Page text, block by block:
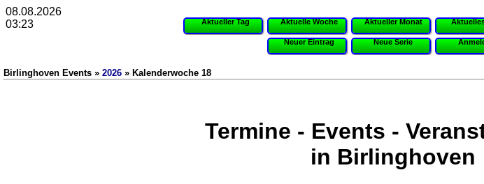
Aktueller Tag Aktuelle Woche Aktueller Monat
Neuer Eintrag Neue Serie
Birlinghoven Events » 2026 » Kalenderwoche 18
Termine - Events -
in Birlinghoven
08.08.2026
03:23